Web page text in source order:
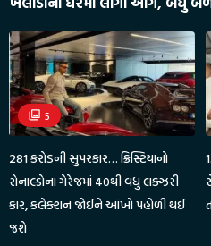
5
281 કરોડની સુપરકાર… ક્રિસ્ટિયાનો
રોનાલ્ડોના ગેરેજમાં 40થી વધુ લક્ઝરી
કાર, કલેક્શન જોઈને આંખો પહોળી થઈ
જશે